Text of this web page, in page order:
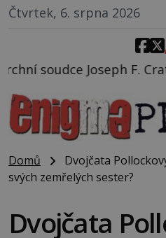
Čtvrtek, 6. srpna 2026
se 6. srpna 1930
Domů
Dvojčata
svých zemřelých sester?
Dvojčata